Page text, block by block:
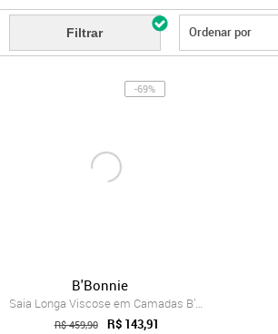
Filtrar Ordenar por
-69%
B'Bonnie
Saia Longa Viscose em Camadas B’Bonnie L...
R$ 459,90 R$ 143,91